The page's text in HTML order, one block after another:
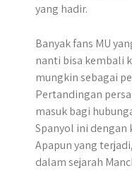
yang hadir.
Banyak fans MU
nanti bisa kembali
mungkin sebagai
Pertandingan
masuk bagi
Spanyol ini dengan
Apapun yang
dalam sejarah